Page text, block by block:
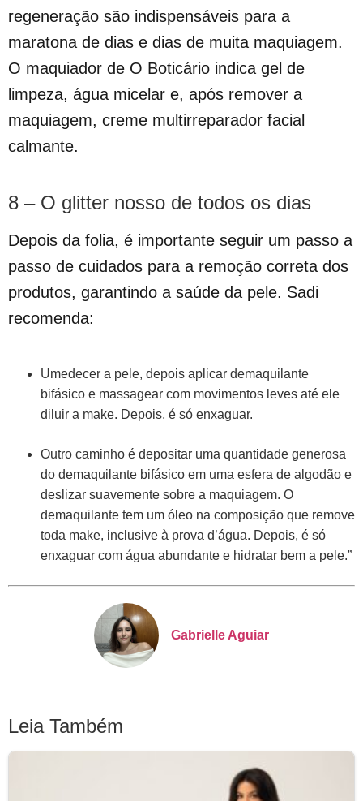
regeneração são indispensáveis para a
maratona de dias e dias de muita maquiagem.
O maquiador de O Boticário indica gel de
limpeza, água micelar e, após remover a
maquiagem, creme multirreparador facial
calmante.
8 – O glitter nosso de todos os dias
Depois da folia, é importante seguir um passo a
passo de cuidados para a remoção correta dos
produtos, garantindo a saúde da pele. Sadi
recomenda:
Umedecer a pele, depois aplicar demaquilante
bifásico e massagear com movimentos leves até ele
diluir a make. Depois, é só enxaguar.
Outro caminho é depositar uma quantidade generosa
do demaquilante bifásico em uma esfera de algodão e
deslizar suavemente sobre a maquiagem. O
demaquilante tem um óleo na composição que remove
toda make, inclusive à prova d’água. Depois, é só
enxaguar com água abundante e hidratar bem a pele.”
Gabrielle Aguiar
Leia Também